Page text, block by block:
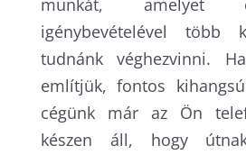
munkát, amelyet
igénybevételével több
tudnánk véghezvinni.
említjük, fontos
cégünk már az Ön
készen áll, hogy